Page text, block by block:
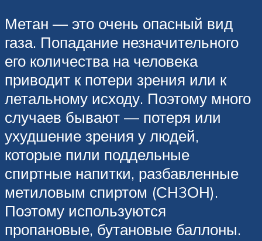
Метан — это очень опасный вид
газа. Попадание незначительного
его количества на человека
приводит к потери зрения или к
летальному исходу. Поэтому много
случаев бывают — потеря или
ухудшение зрения у людей,
которые пили поддельные
спиртные напитки, разбавленные
метиловым спиртом (СН3ОН).
Поэтому используются
пропановые, бутановые баллоны.